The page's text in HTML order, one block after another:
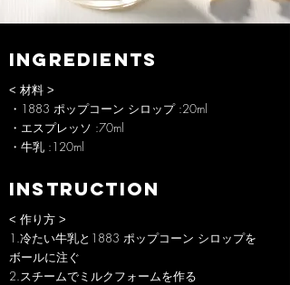
INGREDIENTS
< 材料 >
・1883 ポップコーン シロップ :20ml
・エスプレッソ :70ml
・牛乳 :120ml
INSTRUCTION
< 作り方 >
1.冷たい牛乳と1883 ポップコーン シロップを
ボールに注ぐ
2.スチームでミルクフォームを作る